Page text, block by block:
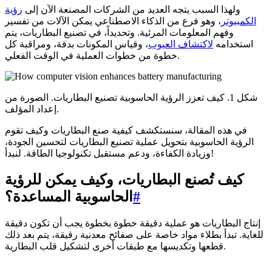
ولهذا السبب يتجه العديد من الشركات المصنعة الآن إلى رؤية
الكمبيوتر ، وهو فرع من الذكاء الاصطناعي يمكن الآلات من تفسير
وفهم المعلومات المرئية. وتحدیداً، في تصنيع البطاريات، يتم
استخدامه لاكتشاف العيوب، وقياس المكونات بدقة، ومراقبة كل
خطوة من خطوات العملية في الوقت الفعلي.
شكل 1. كيف تعزز الرؤية الحاسوبية تصنيع البطاريات. الصورة من
إعداد المؤلف.
في هذه المقالة، سنستكشف كيفية صنع البطاريات وكيف تقوم
الرؤية الحاسوبية بتحويل عملية تصنيع البطاريات لتحسين الجودة،
وزيادة الكفاءة، ودعم مستقبل تكنولوجيا الطاقة. لنبدأ!
كيف تُصنع البطاريات، وكيف يمكن للرؤية
الحاسوبية المساعدة؟ #
إنتاج البطاريات هو عملية دقيقة خطوة بخطوة يجب أن تكون دقيقة
للغاية. تبدأ بطلاء مواد خاصة على صفائح معدنية رقيقة، يتم بعد ذلك
قطعها وتكديسها مع طبقات أخرى لتشكيل قلب البطارية.